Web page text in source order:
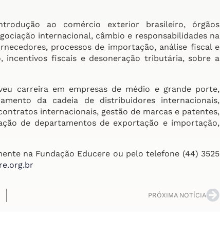
ao comércio exterior brasileiro, órgãos
internacional, câmbio e responsabilidades na
processos de importação, análise fiscal e
fiscais e desoneração tributária, sobre a
carreira em empresas de médio e grande porte,
da cadeia de distribuidores internacionais,
internacionais, gestão de marcas e patentes,
de departamentos de exportação e importação,
na Fundação Educere ou pelo telefone (44) 3525
PRÓXIMA NOTÍCIA